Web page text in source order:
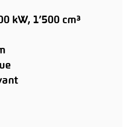
kW, 1’500 cm³